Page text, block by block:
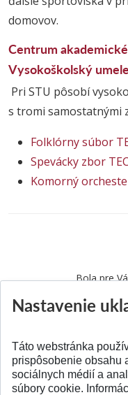
domovov.
Centrum
Vysokoškolský
Pri STU pôsobí
s tromi samostatnými
Folklórny súbor
Spevácky zbor
Komorný
Bola pre
Nastavenie
Táto webstránka
prispôsobenie obsahu
sociálnych médií a
súbory cookie.